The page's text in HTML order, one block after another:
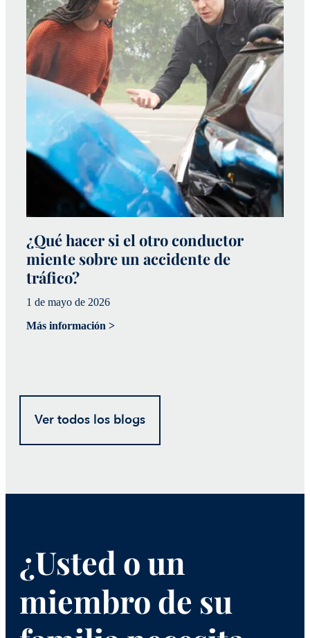
¿Qué hacer si el otro conductor
miente sobre un accidente de
tráfico?
1 de mayo de 2026
Más información >
Ver todos los blogs
¿Usted o un
miembro de su